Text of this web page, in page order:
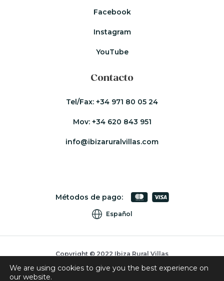
Facebook
Instagram
YouTube
Contacto
Tel/Fax: +34 971 80 05 24
Mov: +34 620 843 951
info@ibizaruralvillas.com
Métodos de pago:
Español
Copyright © 2022 Ibiza Rural Villas
Cookies
We are using cookies to give you the best experience on
our website.